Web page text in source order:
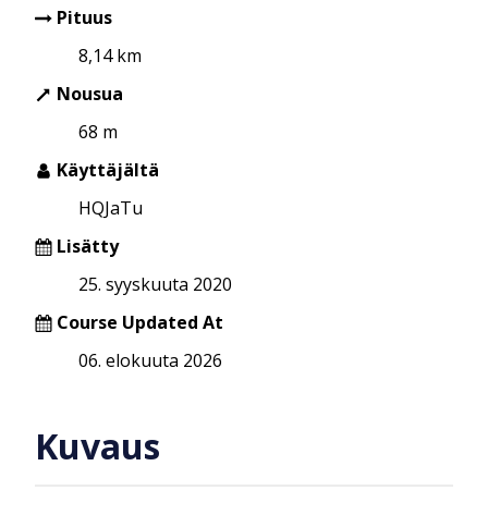
Pituus
8,14 km
Nousua
68 m
Käyttäjältä
HQJaTu
Lisätty
25. syyskuuta 2020
Course Updated At
06. elokuuta 2026
Kuvaus